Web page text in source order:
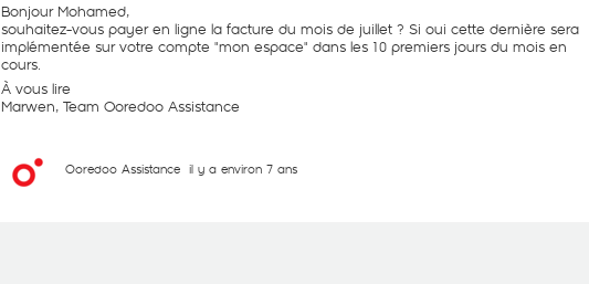
Bonjour Mohamed,
souhaitez-vous payer en ligne la facture du mois de juillet ? Si oui cette dernière sera
implémentée sur votre compte "mon espace" dans les 10 premiers jours du mois en
cours.
À vous lire
Marwen, Team Ooredoo Assistance
Ooredoo Assistance il y a environ 7 ans